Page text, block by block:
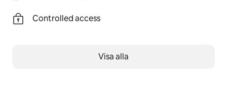
Controlled access
Visa alla